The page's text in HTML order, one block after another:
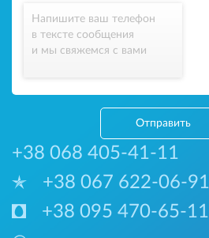
Напишите ваш телефон
в тексте сообщения
и мы свяжемся с вами
Отправить
+38 068 405-41-11
+38 067 622-06-91
+38 095 470-65-11